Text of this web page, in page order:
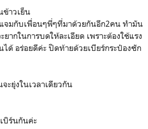
ข้าวเย็น
จมกับเพื่อนๆพี่ๆที่มาด้วยกันอีก2คน ทำมัน
ากในการบดให้ละเอียด เพราะต้องใช้แรง
ด้ อร่อยดีค่ะ ปิดท้ายด้วยเบียร์กระป๋องซัก
ะยุ่งในเวลาเดียวกัน
บิร์นกันค่ะ